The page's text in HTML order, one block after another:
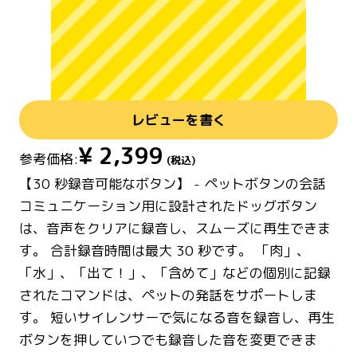
レビューを書く
参考価格:¥ 2,399 (税込)
【30 秒録音可能なボタン】 - ペットボタンの会話
コミュニケーション用に設計されたドッグボタン
は、音声をクリアに録音し、スムーズに再生できま
す。 合計録音時間は最大 30 秒です。 「肉」、
「水」、「出て！」、「含めて」などの個別に記録
されたコマンドは、ペットの発話をサポートしま
す。 短いサイレンサーで気になる音を録音し、再生
ボタンを押していつでも録音した音を変更できま